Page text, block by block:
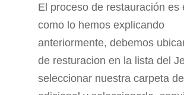
El proceso de restauración es
como lo hemos explicando
anteriormente, debemos
de resturacion en la lista del
seleccionar nuestra carpeta